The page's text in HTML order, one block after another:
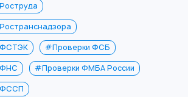
ФСТЭК
#Проверки ФСБ
#Проверки ФМБА России
ФССП